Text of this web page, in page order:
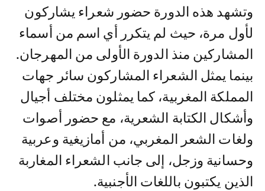
وتشهد هذه الدورة حضور شعراء يشاركون
لأول مرة، حيث لم يتكرر أي اسم من أسماء
المشاركين منذ الدورة الأولى من المهرجان.
بينما يمثل الشعراء المشاركون سائر جهات
المملكة المغربية، كما يمثلون مختلف أجيال
وأشكال الكتابة الشعرية، مع حضور أصوات
ولغات الشعر المغربي، من أمازيغية وعربية
وحسانية وزجل، إلى جانب الشعراء المغاربة
الذين يكتبون باللغات الأجنبية.